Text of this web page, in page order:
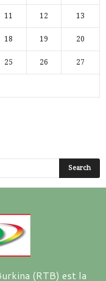
11 12 13
18 19 20
25 26 27
(RTB) est la